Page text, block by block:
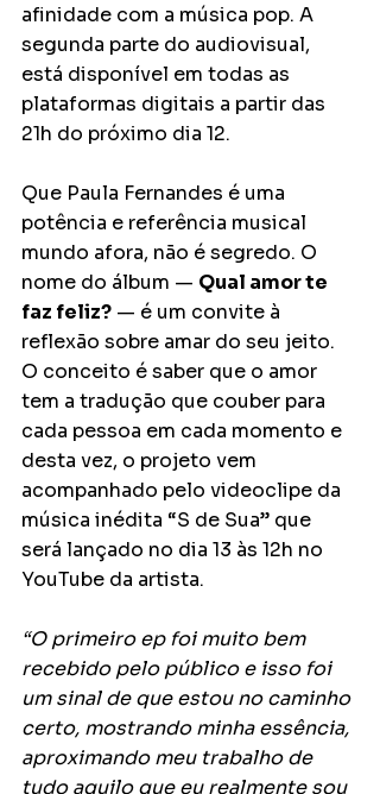
afinidade com a música pop. A
segunda parte do audiovisual,
está disponível em todas as
plataformas digitais a partir das
21h do próximo dia 12.
Que Paula Fernandes é uma
potência e referência musical
mundo afora, não é segredo. O
nome do álbum — Qual amor te
faz feliz? — é um convite à
reflexão sobre amar do seu jeito.
O conceito é saber que o amor
tem a tradução que couber para
cada pessoa em cada momento e
desta vez, o projeto vem
acompanhado pelo videoclipe da
música inédita “S de Sua” que
será lançado no dia 13 às 12h no
YouTube da artista.
“O primeiro ep foi muito bem
recebido pelo público e isso foi
um sinal de que estou no caminho
certo, mostrando minha essência,
aproximando meu trabalho de
tudo aquilo que eu realmente sou